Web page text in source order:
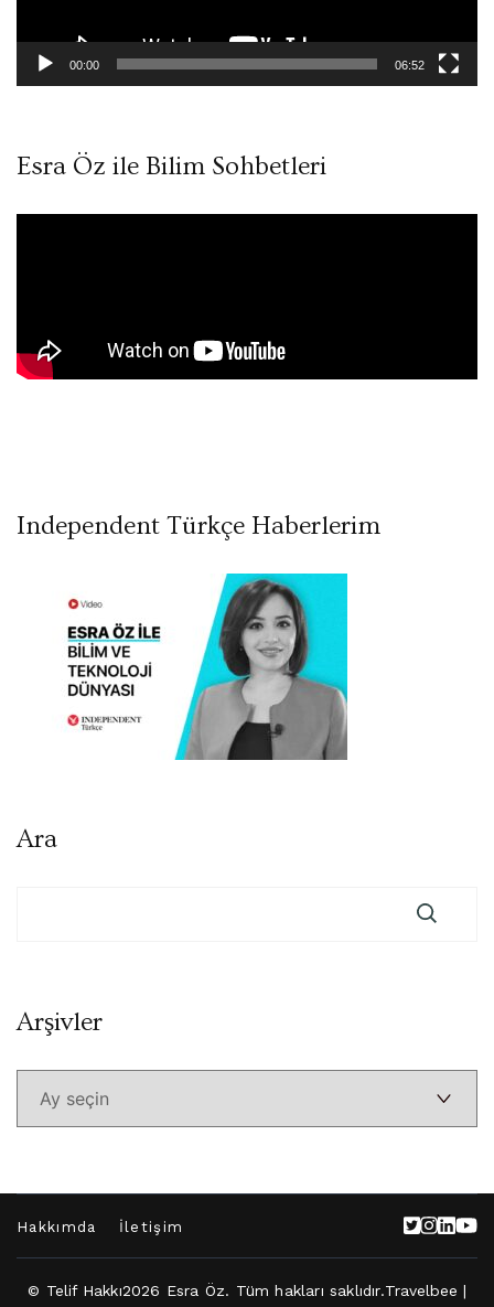
00:00 06:52
Esra Öz ile Bilim Sohbetleri
Independent Türkçe Haberlerim
Ara
ArşivlerArşivler
Hakkımda İletişim
© Telif Hakkı2026 Esra Öz. Tüm hakları saklıdır.Travelbee |